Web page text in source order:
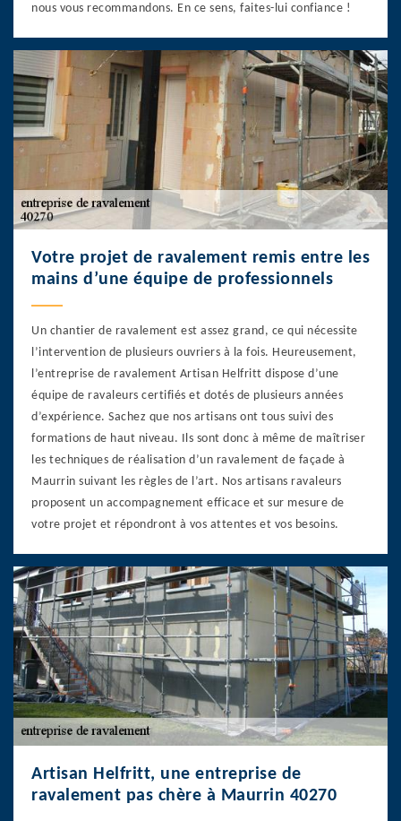
nous vous recommandons. En ce sens, faites-lui confiance !
Votre projet de ravalement remis entre les
mains d’une équipe de professionnels
Un chantier de ravalement est assez grand, ce qui nécessite
l’intervention de plusieurs ouvriers à la fois. Heureusement,
l’entreprise de ravalement Artisan Helfritt dispose d’une
équipe de ravaleurs certifiés et dotés de plusieurs années
d’expérience. Sachez que nos artisans ont tous suivi des
formations de haut niveau. Ils sont donc à même de maîtriser
les techniques de réalisation d’un ravalement de façade à
Maurrin suivant les règles de l’art. Nos artisans ravaleurs
proposent un accompagnement efficace et sur mesure de
votre projet et répondront à vos attentes et vos besoins.
Artisan Helfritt, une entreprise de
ravalement pas chère à Maurrin 40270